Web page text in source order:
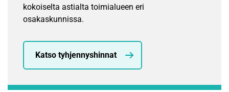
kokoiselta astialta toimialueen eri
osakaskunnissa.
Katso tyhjennyshinnat